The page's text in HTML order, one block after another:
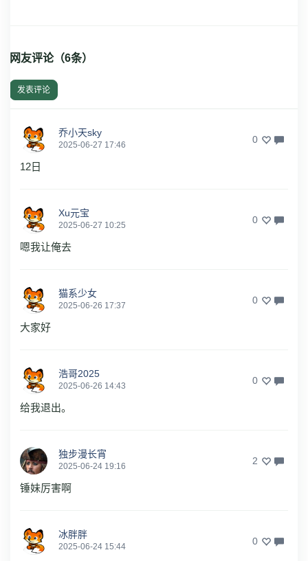
网友评论（6条）
发表评论
乔小天sky
2025-06-27 17:46 0
12日
Xu元宝
2025-06-27 10:25 0
嗯我让俺去
猫系少女
2025-06-26 17:37 0
大家好
浩哥2025
2025-06-26 14:43 0
给我退出。
独步漫长宵
2025-06-24 19:16 2
锤妹厉害啊
冰胖胖
2025-06-24 15:44 0